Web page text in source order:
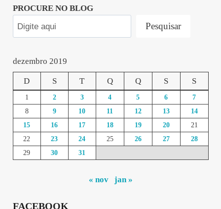
PROCURE NO BLOG
Pesquisar
dezembro 2019
D S T Q Q S S
1 2 3 4 5 6
7
8
9 10 11 12 13
14
15
16 17 18 19 20
21
22
23 24 25 26 27
28
29
30 31
« nov jan »
FACEBOOK